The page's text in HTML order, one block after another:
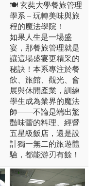
🍽️ 玄奘大學餐旅管理
學系 – 玩轉美味與旅
程的魔法學院！
如果人生是一場盛
宴，那餐旅管理就是
讓這場盛宴更精采的
秘訣！本系專注於餐
飲、旅館、觀光、會
展與休閒產業，訓練
學生成為業界的魔法
師——不論是端出驚
豔味蕾的料理、經營
五星級飯店，還是設
計獨一無二的旅遊體
驗，都能游刃有餘！